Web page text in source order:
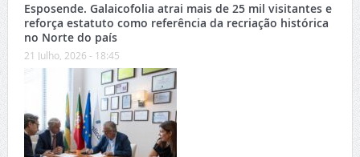
Esposende. Galaicofolia atrai mais de 25 mil visitantes e
reforça estatuto como referência da recriação histórica
no Norte do país
21 Julho, 2026 - 18:45